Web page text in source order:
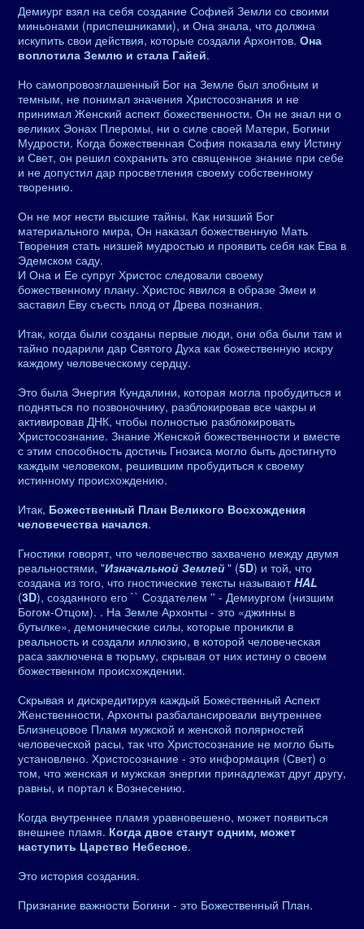
Демиург взял на себя создание Софией Земли со своими
миньонами (приспешниками), и Она знала, что должна
искупить свои действия, которые создали Архонтов. Она
воплотила Землю и стала Гайей.
Но самопровозглашенный Бог на Земле был злобным и
темным, не понимал значения Христосознания и не
принимал Женский аспект божественности. Он не знал ни о
великих Эонах Плеромы, ни о силе своей Матери, Богини
Мудрости. Когда божественная София показала ему Истину
и Свет, он решил сохранить это священное знание при себе
и не допустил дар просветления своему собственному
творению.
Он не мог нести высшие тайны. Как низший Бог
материального мира, Он наказал божественную Мать
Творения стать низшей мудростью и проявить себя как Ева в
Эдемском саду.
И Она и Ее супруг Христос следовали своему
божественному плану. Христос явился в образе Змеи и
заставил Еву съесть плод от Древа познания.
Итак, когда были созданы первые люди, они оба были там и
тайно подарили дар Святого Духа как божественную искру
каждому человеческому сердцу.
Это была Энергия Кундалини, которая могла пробудиться и
подняться по позвоночнику, разблокировав все чакры и
активировав ДНК, чтобы полностью разблокировать
Христосознание. Знание Женской божественности и вместе
с этим способность достичь Гнозиса могло быть достигнуто
каждым человеком, решившим пробудиться к своему
истинному происхождению.
Итак, Божественный План Великого Восхождения
человечества начался.
Гностики говорят, что человечество захвачено между двумя
реальностями, "Изначальной Землей" (5D) и той, что
создана из того, что гностические тексты называютHAL
(3D), созданного его `` Создателем '' - Демиургом (низшим
Богом-Отцом). . На Земле Архонты - это «джинны в
бутылке», демонические силы, которые проникли в
реальность и создали иллюзию, в которой человеческая
раса заключена в тюрьму, скрывая от них истину о своем
божественном происхождении.
Скрывая и дискредитируя каждый Божественный Аспект
Женственности, Архонты разбалансировали внутреннее
Близнецовое Пламя мужской и женской полярностей
человеческой расы, так что Христосознание не могло быть
установлено. Христосознание - это информация (Свет) о
том, что женская и мужская энергии принадлежат друг другу,
равны, и портал к Вознесению.
Когда внутреннее пламя уравновешено, может появиться
внешнее пламя. Когда двое станут одним, может
наступить Царство Небесное.
Это история создания.
Признание важности Богини - это Божественный План.